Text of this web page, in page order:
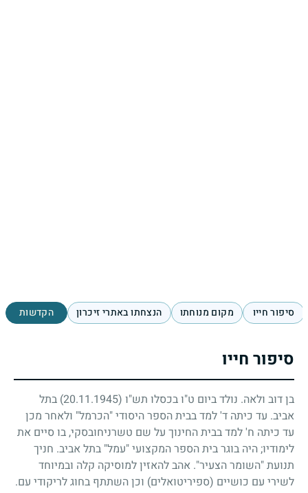
סיפור חייו מקום מנוחתו הנצחתו באתרי זיכרון הקדשות
סיפור חייו
בן דוב ולאה. נולד ביום ט"ו בכסלו תש"ו (20.11.1945)
בתל
אביב. עד כיתה ד' למד בבית הספר היסודי "הכרמל" ולאחר מכן
עד כיתה ח' למד בבית החינוך על שם טשרניחובסקי, בו סיים את
לימודיו; היה בוגר בית הספר המקצועי "עמל" בתל אביב. חניך
תנועת "השומר הצעיר". אהב להאזין למוסיקה קלה ובמיוחד
לשירי עם כושיים (ספיריטואלים) וכן השתתף בחוג לריקודי עם.